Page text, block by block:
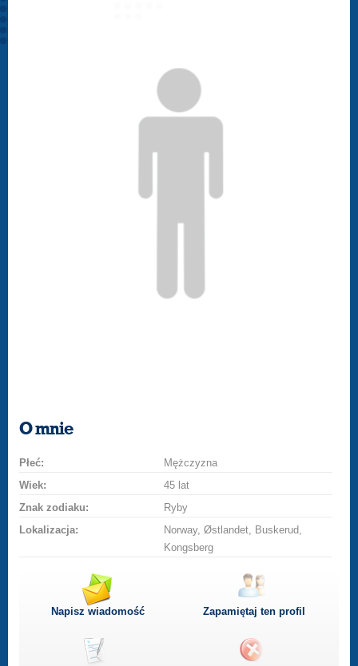
O mnie
Płeć:
Mężczyzna
Wiek:
45 lat
Znak zodiaku:
Ryby
Lokalizacja:
Norway, Østlandet, Buskerud,
Kongsberg
Napisz wiadomość Zapamiętaj ten profil